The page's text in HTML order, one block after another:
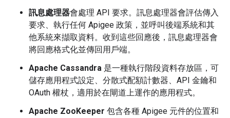
訊息處理器會處理 API 要求。訊息處理器會評估傳入
要求、執行任何 Apigee 政策，並呼叫後端系統和其
他系統來擷取資料。收到這些回應後，訊息處理器會
將回應格式化並傳回用戶端。
Apache Cassandra 是一種執行階段資料存放區，可
儲存應用程式設定、分散式配額計數器、API 金鑰和
OAuth 權杖，適用於在閘道上運作的應用程式。
Apache ZooKeeper 包含各種 Apigee 元件的位置和